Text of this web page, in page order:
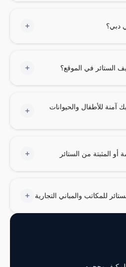
في الموقع؟
والحيوانات
من الستائر
والمباني التجارية